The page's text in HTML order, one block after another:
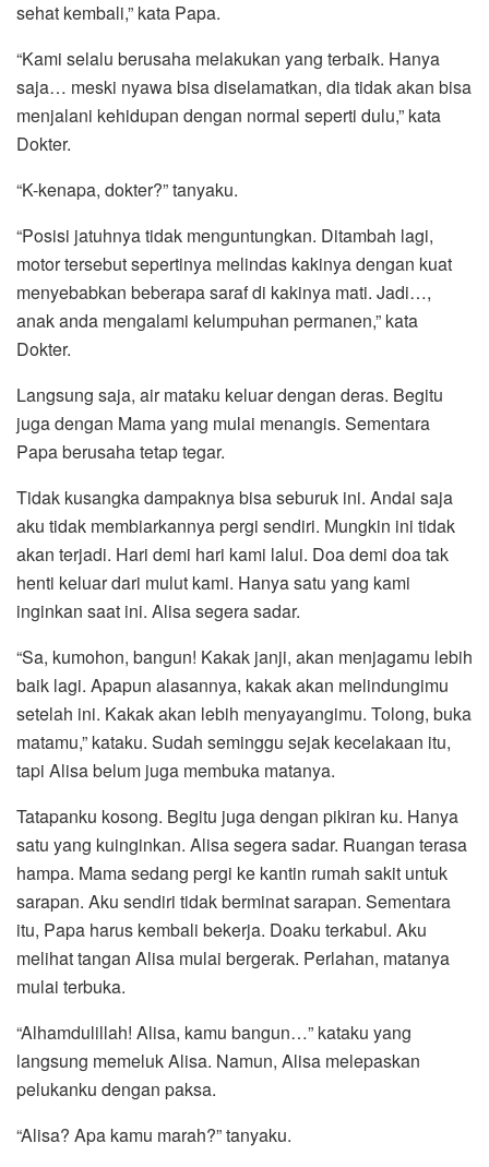
sehat kembali,” kata Papa.
“Kami selalu berusaha melakukan yang terbaik. Hanya
saja… meski nyawa bisa diselamatkan, dia tidak akan bisa
menjalani kehidupan dengan normal seperti dulu,” kata
Dokter.
“K-kenapa, dokter?” tanyaku.
“Posisi jatuhnya tidak menguntungkan. Ditambah lagi,
motor tersebut sepertinya melindas kakinya dengan kuat
menyebabkan beberapa saraf di kakinya mati. Jadi…,
anak anda mengalami kelumpuhan permanen,” kata
Dokter.
Langsung saja, air mataku keluar dengan deras. Begitu
juga dengan Mama yang mulai menangis. Sementara
Papa berusaha tetap tegar.
Tidak kusangka dampaknya bisa seburuk ini. Andai saja
aku tidak membiarkannya pergi sendiri. Mungkin ini tidak
akan terjadi. Hari demi hari kami lalui. Doa demi doa tak
henti keluar dari mulut kami. Hanya satu yang kami
inginkan saat ini. Alisa segera sadar.
“Sa, kumohon, bangun! Kakak janji, akan menjagamu lebih
baik lagi. Apapun alasannya, kakak akan melindungimu
setelah ini. Kakak akan lebih menyayangimu. Tolong, buka
matamu,” kataku. Sudah seminggu sejak kecelakaan itu,
tapi Alisa belum juga membuka matanya.
Tatapanku kosong. Begitu juga dengan pikiran ku. Hanya
satu yang kuinginkan. Alisa segera sadar. Ruangan terasa
hampa. Mama sedang pergi ke kantin rumah sakit untuk
sarapan. Aku sendiri tidak berminat sarapan. Sementara
itu, Papa harus kembali bekerja. Doaku terkabul. Aku
melihat tangan Alisa mulai bergerak. Perlahan, matanya
mulai terbuka.
“Alhamdulillah! Alisa, kamu bangun…” kataku yang
langsung memeluk Alisa. Namun, Alisa melepaskan
pelukanku dengan paksa.
“Alisa? Apa kamu marah?” tanyaku.